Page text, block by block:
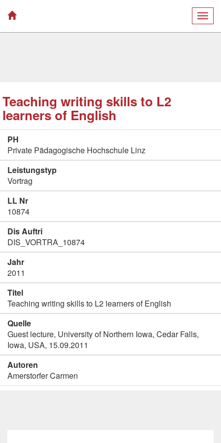
Teaching writing skills to L2
learners of English
PH
Private Pädagogische Hochschule Linz
Leistungstyp
Vortrag
LL Nr
10874
Dis Auftri
DIS_VORTRA_10874
Jahr
2011
Titel
Teaching writing skills to L2 learners of English
Quelle
Guest lecture, University of Northern Iowa, Cedar Falls,
Iowa, USA, 15.09.2011
Autoren
Amerstorfer Carmen